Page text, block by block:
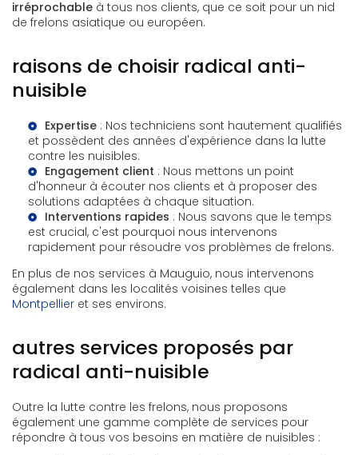
irréprochable à tous nos clients, que ce soit pour un nid
de frelons asiatique ou européen.
raisons de choisir radical anti-
nuisible
Expertise : Nos techniciens sont hautement qualifiés
et possèdent des années d'expérience dans la lutte
contre les nuisibles.
Engagement client : Nous mettons un point
d'honneur à écouter nos clients et à proposer des
solutions adaptées à chaque situation.
Interventions rapides : Nous savons que le temps
est crucial, c'est pourquoi nous intervenons
rapidement pour résoudre vos problèmes de frelons.
En plus de nos services à Mauguio, nous intervenons
également dans les localités voisines telles que
Montpellier et ses environs.
autres services proposés par
radical anti-nuisible
Outre la lutte contre les frelons, nous proposons
également une gamme complète de services pour
répondre à tous vos besoins en matière de nuisibles :